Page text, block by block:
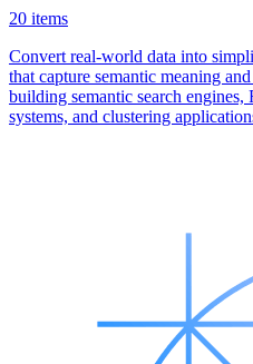
20 items
Convert real-world data into
that capture semantic meaning
building semantic search
systems, and clustering